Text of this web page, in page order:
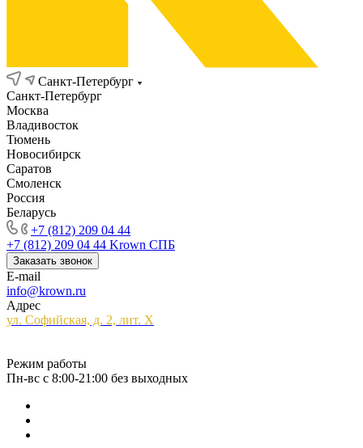
Санкт-Петербург
Санкт-Петербург
Москва
Владивосток
Тюмень
Новосибирск
Саратов
Смоленск
Россия
Беларусь
+7 (812) 209 04 44
+7 (812) 209 04 44 Krown СПБ
Заказать звонок
E-mail
info@krown.ru
Адрес
ул. Софийская, д. 2, лит. Х
Режим работы
Пн-вс с 8:00-21:00 без выходных